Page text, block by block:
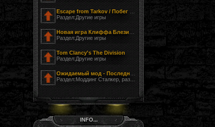
Раздел:Другие игры
Раздел:Другие игры
Tom Clancy's The Division
Раздел:Другие игры
Раздел:Моддинг Сталкер, разработка модов
INFO...